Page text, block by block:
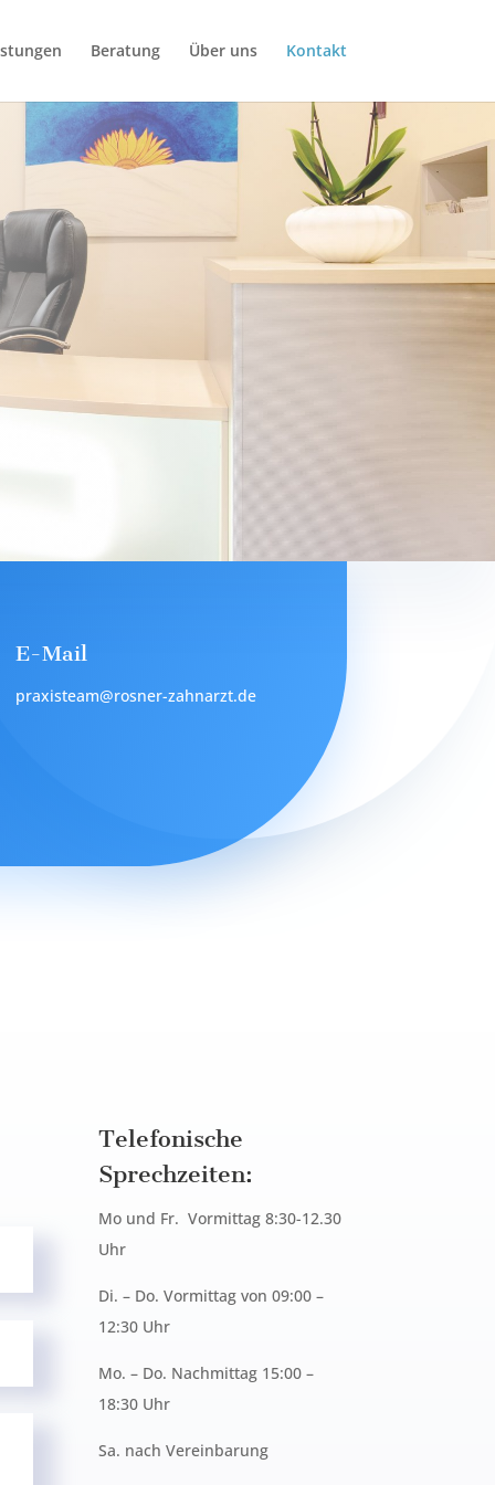
Beratung Über uns Kontakt
E-Mail
praxisteam@rosner-zahnarzt.de
Telefonische
Sprechzeiten:
Mo und Fr. Vormittag 8:30-12.30
Uhr
Di. – Do. Vormittag von 09:00 –
12:30 Uhr
Mo. – Do. Nachmittag 15:00 –
18:30 Uhr
Sa. nach Vereinbarung